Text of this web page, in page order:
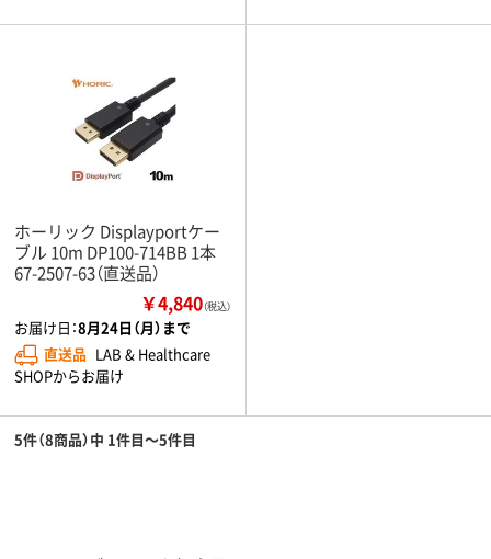
ホーリック Displayportケー
ブル 10m DP100-714BB 1本
67-2507-63（直送品）
￥4,840（税込）
お届け日：8月24日（月）まで
直送品 LAB & Healthcare
SHOPからお届け
5件（8商品）中 1件目～5件目